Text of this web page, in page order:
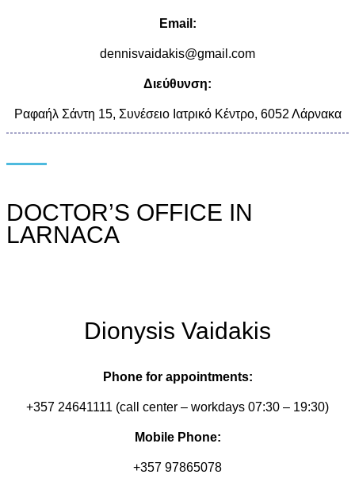
Email:
dennisvaidakis@gmail.com
Διεύθυνση:
Ραφαήλ Σάντη 15, Συνέσειο Ιατρικό Κέντρο, 6052 Λάρνακα
DOCTOR’S OFFICE IN
LARNACA
Dionysis Vaidakis
Phone for appointments:
+357 24641111 (call center – workdays 07:30 – 19:30)
Mobile Phone:
+357 97865078